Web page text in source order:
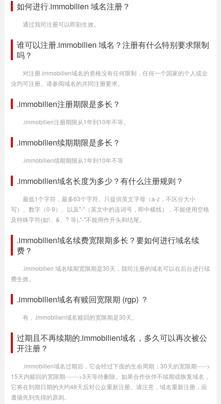
如何进行.immobilien 域名注册？
通过我司注册可以即刻生效。
谁可以注册.immobilien 域名？注册有什么特别要求限制
吗？
对注册.immobilien域名的资格没有任何限制，任何一个国家的个人或企
业均可注册。请参阅域名的共同注册要求。
.immobilien注册期限是多长？
.immobilien注册期限从1年到10年不等。
.immobilien续期期限是多长？
.immobilien续期期限从1年到10年不等
.immobilien域名长度为多少？有什么注册规则？
最低1个字符，最多63个字符。只提供英文字母（a-z，不区分大小
写）、数字（0-9）、以及"-"（英文中的连词号，即中横线），不能使用空格
及特殊字符(如!、&、? 等),"-"不能用作开头和结尾。
.immobilien域名续费宽限期多长？要如何进行域名续
费？
.immobilien 域名续期宽限期是30天，我司注册的域名可以在后台进行续
费生效。
.immobilien域名有赎回宽限期 (rgp) ？
有，.immobilien域名赎回的宽限期是30天。
过期且不再续期的.immobilien域名，多久可以再次被公
开注册？
.immobilien域名过期后，它会经过下面的生命周期：30天的宽限期----->
15天内赎回的宽限期------->3天等待删除。如果合作伙伴不续期或恢复域名，
它将在到期日期的大约48天后对公众重新注册。请注意，域名重新注册，应
遵循先到先得的原则。